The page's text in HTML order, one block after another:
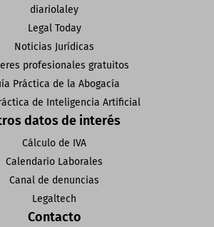
diariolaley
Legal Today
Noticias Jurídicas
profesionales gratuitos
Práctica de la Abogacía
de Inteligencia Artificial
datos de interés
Cálculo de IVA
Calendario Laborales
Canal de denuncias
Legaltech
Contacto